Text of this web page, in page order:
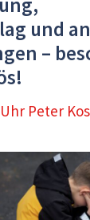
und
–
Peter